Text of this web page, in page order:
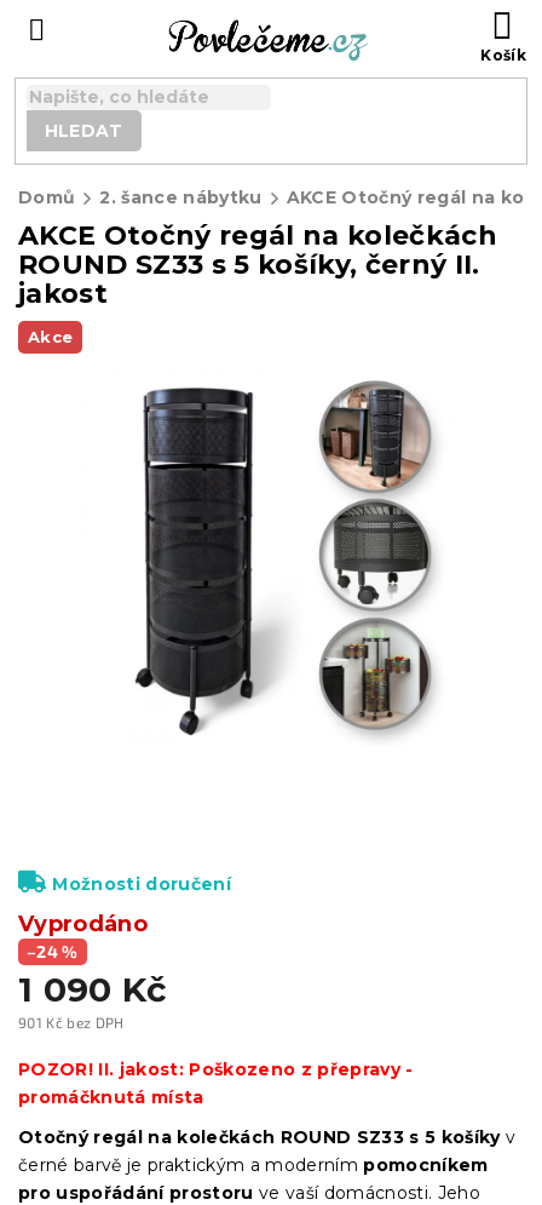
HLEDAT
Domů 2. šance nábytku
AKCE Otočný regál na kolečkách
ROUND SZ33 s 5 košíky, černý II.
jakost
Akce
–24 %
1 090 Kč
901 Kč bez DPH
cena:
Vyprodáno
Možnosti doručení
POZOR! II. jakost: Poškozeno z přepravy -
promáčknutá místa
Otočný regál na kolečkách ROUND SZ33 s 5 košíkyv
černé barvě je praktickým a moderním pomocníkem
pro uspořádání prostoru ve vaší domácnosti. Jeho